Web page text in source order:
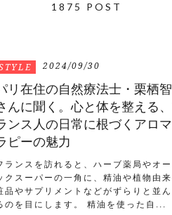
1875 POST
2024/09/30
リ在住の自然療法士・栗栖
んに聞く。心と体を整える
ンス人の日常に根づくアロ
ピーの魅力
ランスを訪れると、ハーブ薬局やオー
クスーパーの一角に、精油や植物由
品やサプリメントなどがずらりと並
のを目にします。 精油を使った自...